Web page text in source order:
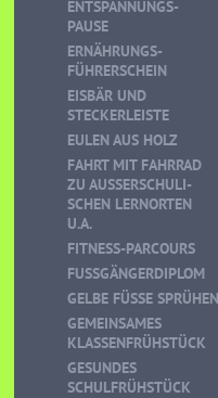
ENTSPANNUNGS-
PAUSE
ERNÄHRUNGS-
FÜHRERSCHEIN
EISBÄR UND
STECKERLEISTE
EULEN AUS HOLZ
FAHRT MIT FAHRRAD
ZU AUSSERSCHULI-S
CHEN LERNORTEN U
.A.
FITNESS-PARCOURS
FUSSGÄNGERDIPLOM
GELBE FÜSSE SPRÜHEN
GEMEINSAMES
KLASSENFRÜHSTÜCK
GESUNDES
SCHULFRÜHSTÜCK